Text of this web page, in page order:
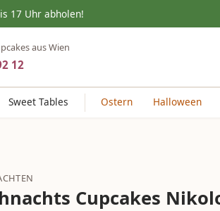
17 Uhr abholen!
aus Wien
12
Sweet Tables Ostern Halloween
Cupcakes